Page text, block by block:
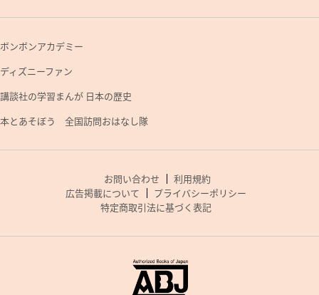
ボンボンアカデミー
ディズニーファン
講談社の学習まんが 日本の歴史
本とあそぼう 全国訪問おはなし隊
お問い合わせ
利用規約
広告掲載について
プライバシーポリシー
特定商取引法に基づく表記